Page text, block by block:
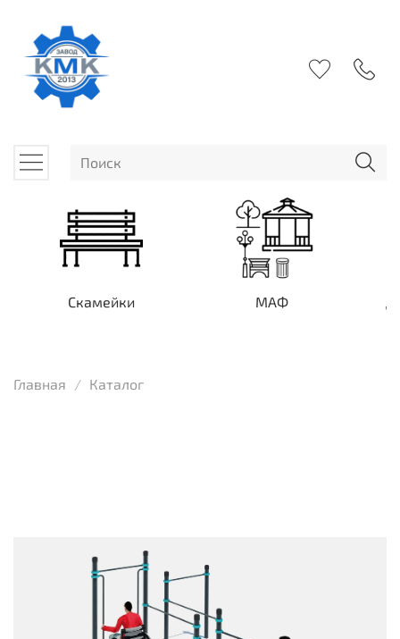
Скамейки МАФ
Главная Каталог